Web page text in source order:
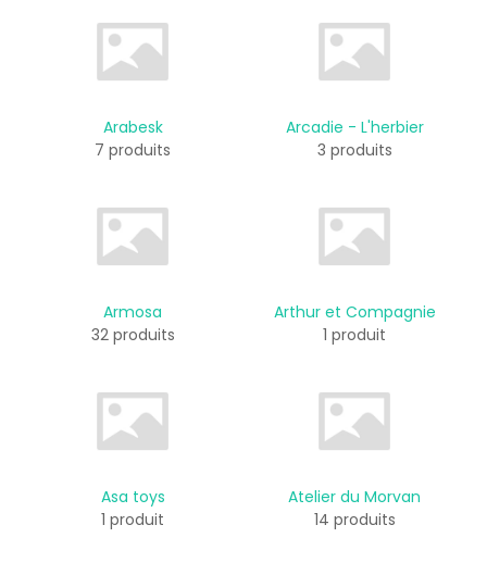
Arabesk
7 produits
Arcadie - L'herbier
3 produits
Armosa
32 produits
Arthur et Compagnie
1 produit
Asa toys
1 produit
Atelier du Morvan
14 produits